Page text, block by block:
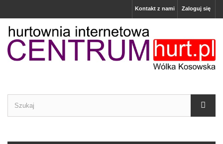
Zaloguj się
Kontakt z nami